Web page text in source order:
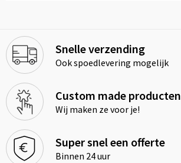
Snelle verzending
Ook spoedlevering mogelijk
Custom made producten
Wij maken ze voor je!
Super snel een offerte
Binnen 24 uur